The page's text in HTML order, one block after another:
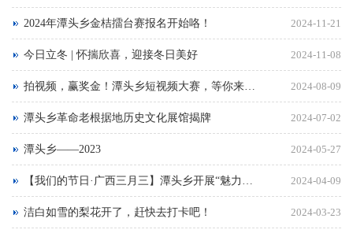
2024-11-21
2024年潭头乡金桔擂台赛报名开始咯！
2024-11-08
今日立冬 | 怀揣欣喜，迎接冬日美好
2024-08-09
拍视频，赢奖金！潭头乡短视频大赛，等你来秀！
2024-07-02
潭头乡革命老根据地历史文化展馆揭牌
2024-05-27
潭头乡——2023
2024-04-09
【我们的节日·广西三月三】潭头乡开展“魅力桔乡·壮韵情浓”文艺汇演活动
2024-03-23
洁白如雪的梨花开了，赶快去打卡吧！